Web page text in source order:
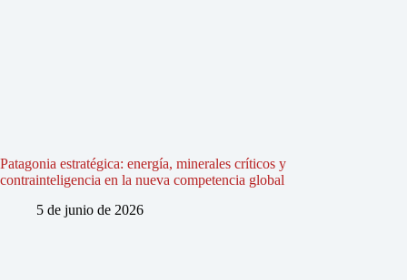
Patagonia estratégica: energía, minerales críticos y
contrainteligencia en la nueva competencia global
5 de junio de 2026